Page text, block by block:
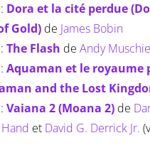
Dora et la cité perdue
Gold)de James Bobin
The Flash de Andy
Aquaman et le royaume
and the Lost
Vaiana 2 (Moana 2)de
Hand et David G. Derrick Jr.